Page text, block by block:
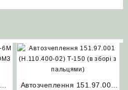
Автозчеплення 151.97.001